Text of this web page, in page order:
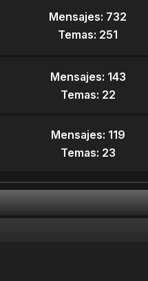
Mensajes: 732
Temas: 251
Mensajes: 143
Temas: 22
Mensajes: 119
Temas: 23